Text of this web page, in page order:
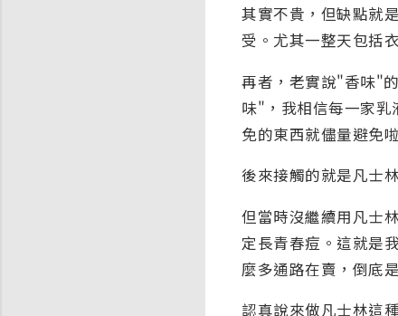
其實不貴，但缺點就
受。尤其一整天包括
再者，老實說"香味"
味"，我相信每一家乳
免的東西就儘量避免
後來接觸的就是凡士
但當時沒繼續用凡士
定長青春痘。這就是
麼多通路在賣，倒底
認真說來做凡士林這